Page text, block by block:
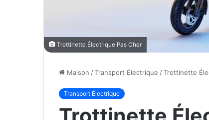
Trottinette Électrique Pas Cher
Maison /Transport Électrique /Trottinette
Transport Électrique